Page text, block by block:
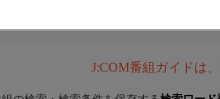
J:COM番組ガイドは